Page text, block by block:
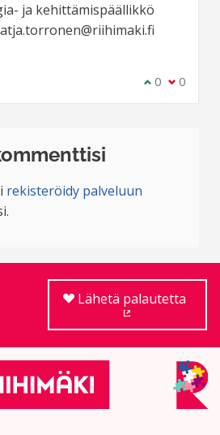
ja kehittämispäällikkö
Olen samaa
0 Olen eri
0
rekisteröidy palveluun
Lähetä palautetta